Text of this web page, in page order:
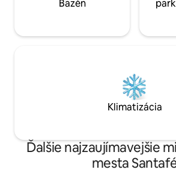
Bazén
Klimatizácia
Ďalšie najzaujímavejšie
mesta